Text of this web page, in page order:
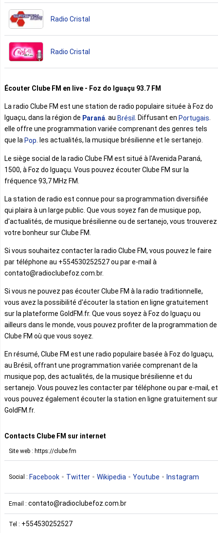
Radio Cristal
Radio Cristal
Écouter Clube FM en live - Foz do Iguaçu 93.7 FM
La radio Clube FM est une station de radio populaire située à Foz do
Iguaçu, dans la région de Paraná . au Brésil . Diffusant en Portugais
elle offre une programmation variée comprenant des genres tels
que la Pop. les actualités, la musique brésilienne et le sertanejo.
Le siège social de la radio Clube FM est situé à l'Avenida Paraná,
1500, à Foz do Iguaçu. Vous pouvez écouter Clube FM sur la
fréquence 93,7 MHz FM.
La station de radio est connue pour sa programmation diversifiée
qui plaira à un large public. Que vous soyez fan de musique pop,
d'actualités, de musique brésilienne ou de sertanejo, vous trouverez
votre bonheur sur Clube FM.
Si vous souhaitez contacter la radio Clube FM, vous pouvez le faire
par téléphone au +554530252527 ou par e-mail à
contato@radioclubefoz.com.br.
Si vous ne pouvez pas écouter Clube FM à la radio traditionnelle,
vous avez la possibilité d'écouter la station en ligne gratuitement
sur la plateforme GoldFM.fr. Que vous soyez à Foz do Iguaçu ou
ailleurs dans le monde, vous pouvez profiter de la programmation de
Clube FM où que vous soyez.
En résumé, Clube FM est une radio populaire basée à Foz do Iguaçu,
au Brésil, offrant une programmation variée comprenant de la
musique pop, des actualités, de la musique brésilienne et du
sertanejo. Vous pouvez les contacter par téléphone ou par e-mail, et
vous pouvez également écouter la station en ligne gratuitement sur
GoldFM.fr.
Contacts Clube FM sur internet
Site web : https://clube.fm
Social : Facebook Twitter Wikipedia Youtube Instagram
Email : contato@radioclubefoz.com.br
Tel : +554530252527